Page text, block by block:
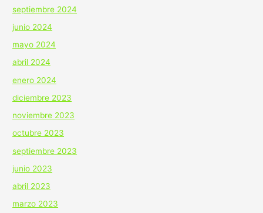
septiembre 2024
junio 2024
mayo 2024
abril 2024
enero 2024
diciembre 2023
noviembre 2023
octubre 2023
septiembre 2023
junio 2023
abril 2023
marzo 2023